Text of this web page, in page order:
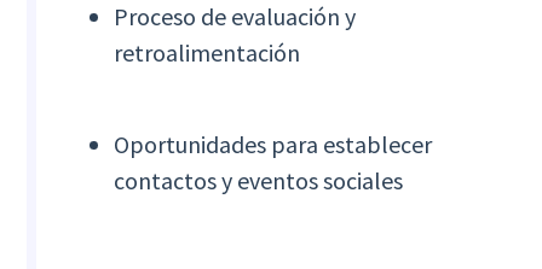
Proceso de evaluación y
retroalimentación
Oportunidades para establecer
contactos y eventos sociales